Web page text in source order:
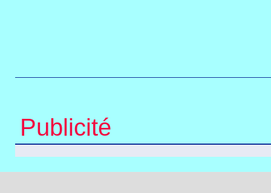
Publicité